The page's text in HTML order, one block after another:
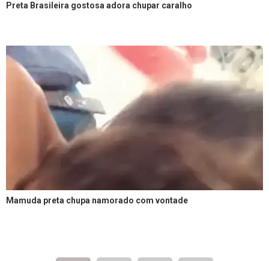
Preta Brasileira gostosa adora chupar caralho
Mamuda preta chupa namorado com vontade